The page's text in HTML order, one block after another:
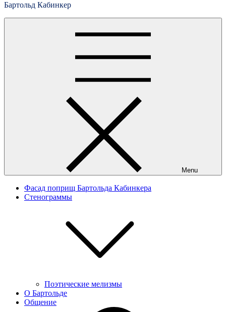
Бартольд Кабинкер
Menu
Фасад поприщ Бартольда Кабинкера
Стенограммы
Поэтические мелизмы
О Бартольде
Общение